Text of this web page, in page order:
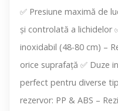
✅ Presiune maximă de
și controlată a lichidelor
inoxidabil (48-80 cm) –
orice suprafață ✅ Duze
perfect pentru diverse
rezervor: PP & ABS –